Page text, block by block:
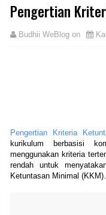
Pengertian
Budhii WeBlog on
Pengertian Kriteria
kurikulum berbasisi
menggunakan kriteria
rendah untuk
Ketuntasan Minimal (KKM).